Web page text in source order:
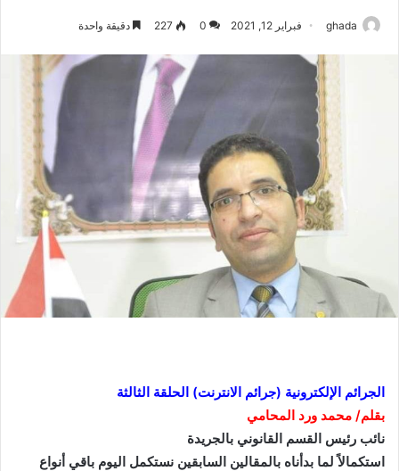
ghada فبراير 12, 2021 0
227 دقيقة واحدة
الجرائم الإلكترونية (جرائم الانترنت) الحلقة الثالثة
بقلم/ محمد ورد المحامي
نائب رئيس القسم القانوني بالجريدة
استكمالاً لما بدأناه بالمقالين السابقين نستكمل اليوم باقي أنواع